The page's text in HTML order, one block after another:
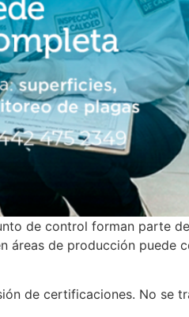
de control forman parte
áreas de producción puede
de certificaciones. No se